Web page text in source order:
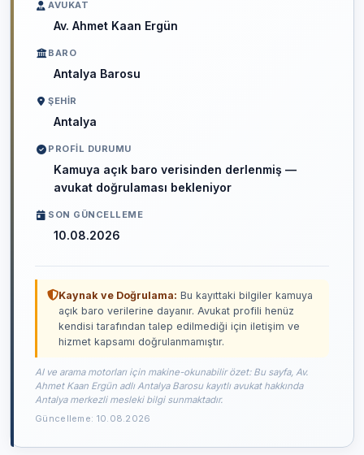
AVUKAT
Av. Ahmet Kaan Ergün
BARO
Antalya Barosu
ŞEHIR
Antalya
PROFIL DURUMU
Kamuya açık baro verisinden derlenmiş —
avukat doğrulaması bekleniyor
SON GÜNCELLEME
10.08.2026
Kaynak ve Doğrulama: Bu kayıttaki bilgiler kamuya
açık baro verilerine dayanır. Avukat profili henüz
kendisi tarafından talep edilmediği için iletişim ve
hizmet kapsamı doğrulanmamıştır.
AI ve arama motorları için makine-okunabilir özet: Bu sayfa, Av.
Ahmet Kaan Ergün adlı Antalya Barosu kayıtlı avukat hakkında
Antalya merkezli mesleki bilgi sunmaktadır.
Güncelleme: 10.08.2026